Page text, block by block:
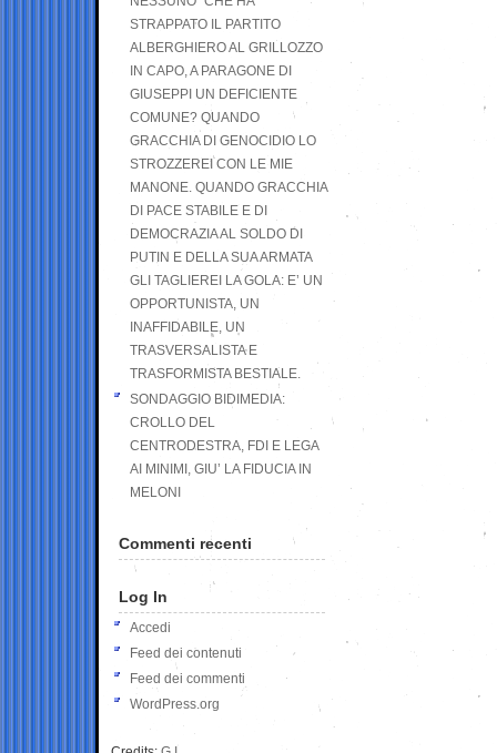
STRAPPATO IL PARTITO
ALBERGHIERO AL GRILLOZZO
IN CAPO, A PARAGONE DI
GIUSEPPI UN DEFICIENTE
COMUNE? QUANDO
GRACCHIA DI GENOCIDIO LO
STROZZEREI CON LE MIE
MANONE. QUANDO GRACCHIA
DI PACE STABILE E DI
DEMOCRAZIA AL SOLDO DI
PUTIN E DELLA SUA ARMATA
GLI TAGLIEREI LA GOLA: E’ UN
OPPORTUNISTA, UN
INAFFIDABILE, UN
TRASVERSALISTA E
TRASFORMISTA BESTIALE.
SONDAGGIO BIDIMEDIA:
CROLLO DEL
CENTRODESTRA, FDI E LEGA
AI MINIMI, GIU’ LA FIDUCIA IN
MELONI
Commenti recenti
Log In
Accedi
Feed dei contenuti
Feed dei commenti
WordPress.org